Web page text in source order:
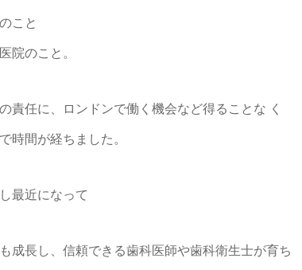
こと
院のこと。
責任に、ロンドンで働く機会など得ることな く
時間が経ちました。
最近になって
成長し、信頼できる歯科医師や歯科衛生士が育ち